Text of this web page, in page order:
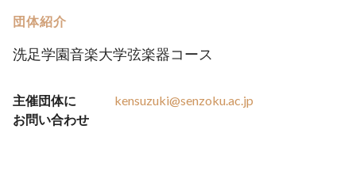
団体紹介
洗足学園音楽大学弦楽器コース
主催団体に
お問い合わせ
kensuzuki@senzoku.ac.jp